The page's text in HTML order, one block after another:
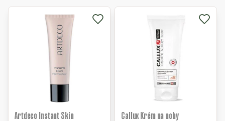
Artdeco Instant Skin
Callux Krém na nohy